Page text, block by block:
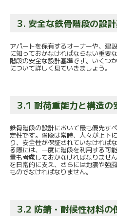
3. 安全な鉄骨階段の設
アパートを保有するオーナーや、建
に知っておかなければならない重要
階段の安全な設計基準です。いくつ
について詳しく見ていきましょう。
3.1 耐荷重能力と構造の
鉄骨階段の設計において最も優先す
定性です。階段は常時、人々が上下
り、安全性が保証されていなければ
る際には、一度に階段を利用する可
量も考慮しておかなければなりませ
を日常的に支え、さらには地震や強
ものでなければなりません。
3.2 防錆・耐候性材料の